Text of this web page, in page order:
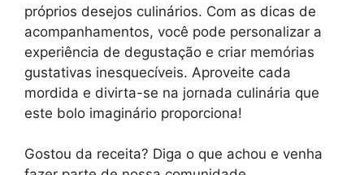
próprios desejos culinários. Com as dicas de
acompanhamentos, você pode personalizar a
experiência de degustação e criar memórias
gustativas inesquecíveis. Aproveite cada
mordida e divirta-se na jornada culinária que
este bolo imaginário proporciona!
Gostou da receita? Diga o que achou e venha